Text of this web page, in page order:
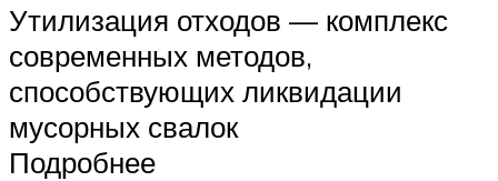
Утилизация отходов — комплекс
современных методов,
способствующих ликвидации
мусорных свалок
Подробнее